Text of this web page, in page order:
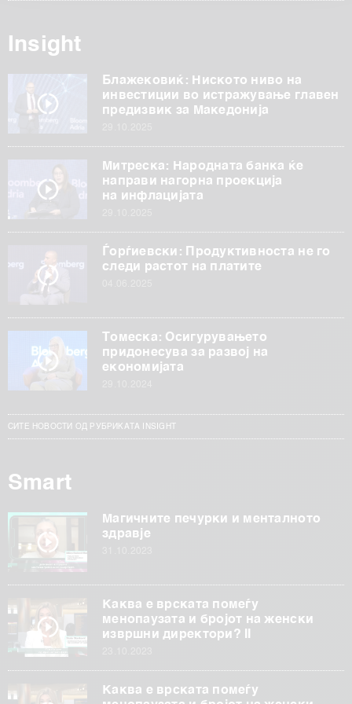
нашатаПолитика на приватност
други слични технологии во
колачиња
. Колачињата во кој било момент можете
повторно да ги ажурирате со клик на „Прикажи ги
деталите“. Согласноста можете во кој било момент да
Insight
Блажековиќ: Ниското ниво на
инвестиции во истражување главен
предизвик за Македонија
Митреска: Народната банка ќе
направи нагорна проекција
на инфлацијата
Ѓорѓиевски: Продуктивноста не го
следи растот на платите
Томеска: Осигурувањето
придонесува за развој на
економијата
СИТЕ НОВОСТИ ОД РУБРИКАТА INSIGHT
Smart
Магичните печурки и менталното
здравје
Каква е врската помеѓу
менопаузата и бројот на женски
извршни директори? II
Каква е врската помеѓу